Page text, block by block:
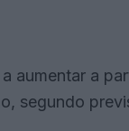
aumentar a
segundo